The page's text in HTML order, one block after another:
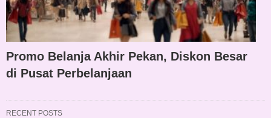
Promo Belanja Akhir Pekan, Diskon Besar
di Pusat Perbelanjaan
RECENT POSTS